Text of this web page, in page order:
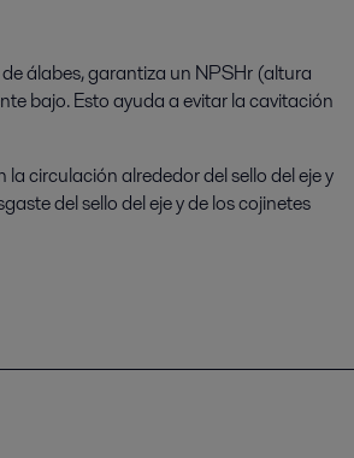
álabes, garantiza un NPSHr (altura
bajo. Esto ayuda a evitar la cavitación
circulación alrededor del sello del eje y
del sello del eje y de los cojinetes